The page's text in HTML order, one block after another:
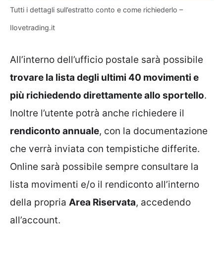
Tutti i dettagli sull’estratto conto e come richiederlo –
Ilovetrading.it
All’interno dell’ufficio postale sarà possibile
trovare la lista degli ultimi 40 movimenti e
più richiedendo direttamente allo sportello.
Inoltre l’utente potrà anche richiedere il
rendiconto annuale, con la documentazione
che verrà inviata con tempistiche differite.
Online sarà possibile sempre consultare la
lista movimenti e/o il rendiconto all’interno
della propria Area Riservata, accedendo
all’account.